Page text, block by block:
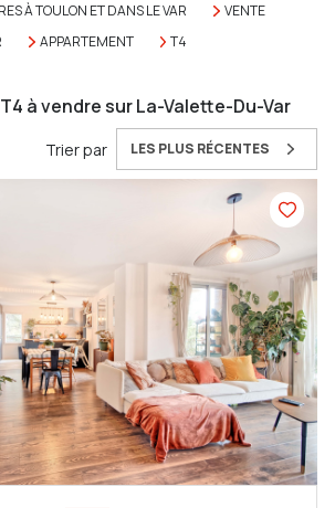
À TOULON ET DANS LE VAR
VENTE
APPARTEMENT T4
à vendre sur La-Valette-Du-Var
Trier par LES PLUS RÉCENTES